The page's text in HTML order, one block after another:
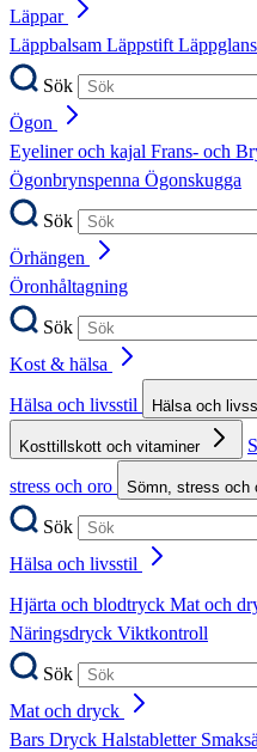
Läppar
Läppbalsam LäppstiftLäppglans
Sök
Ögon
Eyeliner och kajal Frans- och
Ögonbrynspenna Ögonskugga
Sök
Örhängen
Öronhåltagning
Sök
Kost & hälsa
Hälsa och livsstil
Hälsa och
Kosttillskott och vitaminer
stress och oro
Sömn, stress och
Sök
Hälsa och livsstil
Hjärta och blodtryck Mat och
Näringsdryck Viktkontroll
Sök
Mat och dryck
Bars Dryck Halstabletter